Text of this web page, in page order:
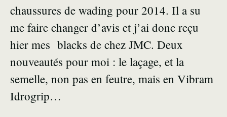
chaussures de wading pour 2014. Il a su
me faire changer d’avis et j’ai donc reçu
hier mes blacks de chez JMC. Deux
nouveautés pour moi : le laçage, et la
semelle, non pas en feutre, mais en Vibram
Idrogrip…